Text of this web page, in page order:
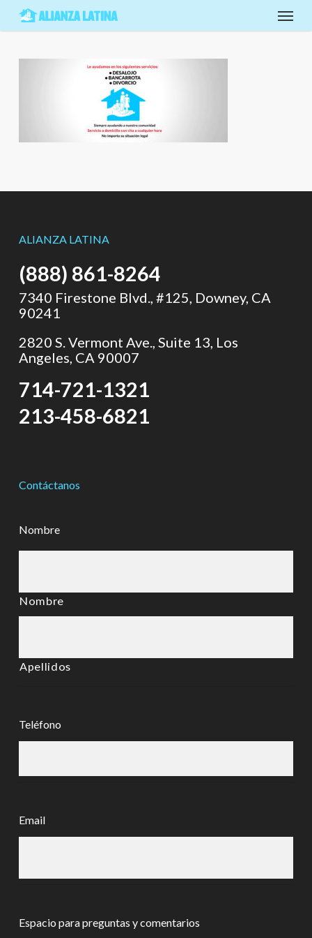
Skip
Menu
ALIANZA LATINA
(888) 861-8264
7340 Firestone Blvd., #125, Downey, CA
90241
2820 S. Vermont Ave., Suite 13, Los
Angeles, CA 90007
714-721-1321
213-458-6821
Contáctanos
Nombre
Nombre
Apellidos
Teléfono
Email
Espacio para preguntas y comentarios